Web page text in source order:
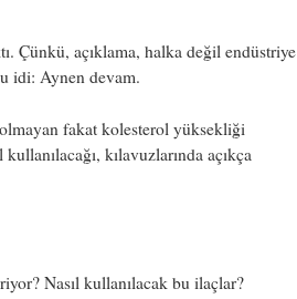
Çünkü, açıklama, halka değil endüstriye
idi: Aynen devam.
fakat kolesterol yüksekliği
kılavuzlarında açıkça
Nasıl kullanılacak bu ilaçlar?